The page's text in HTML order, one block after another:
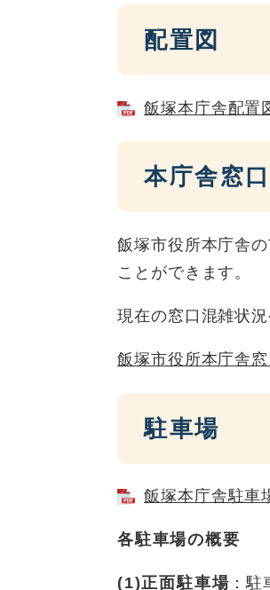
配置図
飯塚本庁舎配置
本庁舎窓
飯塚市役所本庁舎
ことができます。
現在の窓口混雑状
飯塚市役所本庁舎
駐車場
飯塚本庁舎駐車
各駐車場の概要
(1)正面駐車場 ：